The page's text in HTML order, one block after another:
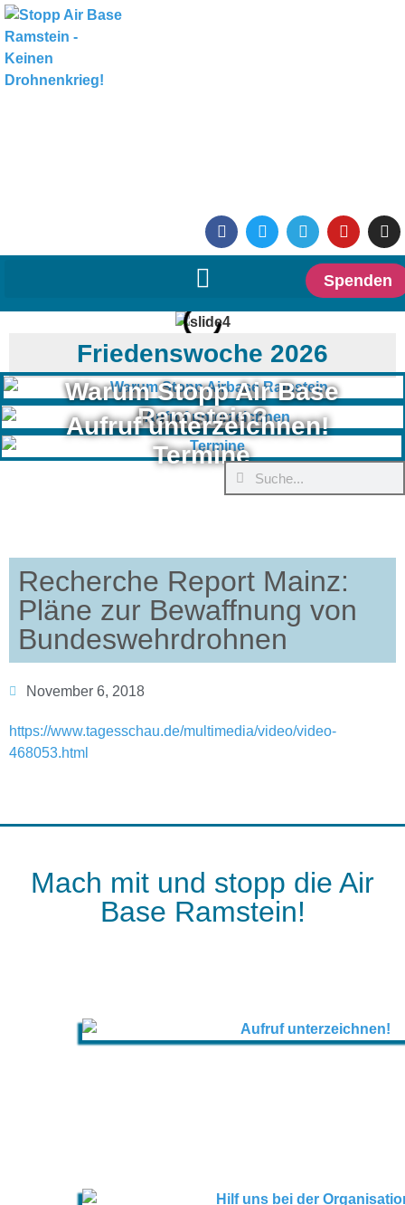
Spenden
Friedenswoche 2026
Warum Stopp Air Base
Ramstein?
Aufruf unterzeichnen!
Termine
Recherche Report Mainz:
Pläne zur Bewaffnung von
Bundeswehrdrohnen
November 6, 2018
https://www.tagesschau.de/multimedia/video/video-
468053.html
Mach mit und stopp die Air
Base Ramstein!